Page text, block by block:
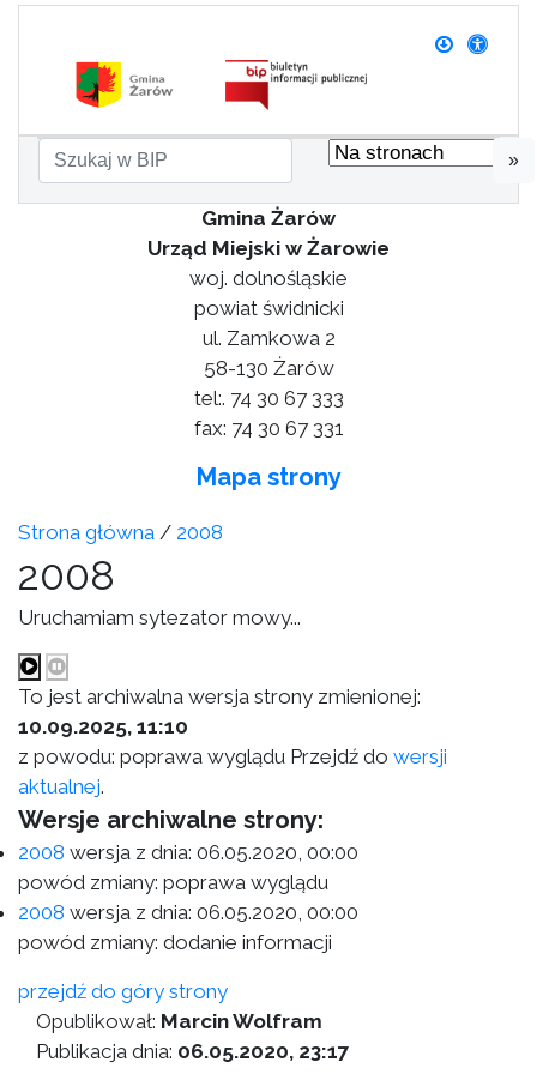
»
Gmina Żarów
Urząd Miejski w Żarowie
woj. dolnośląskie
powiat świdnicki
ul. Zamkowa 2
58-130 Żarów
tel:. 74 30 67 333
fax: 74 30 67 331
Mapa strony
Strona główna / 2008
2008
Uruchamiam sytezator mowy...
To jest archiwalna wersja strony zmienionej:
10.09.2025, 11:10
z powodu: poprawa wyglądu Przejdź do wersji
aktualnej.
Wersje archiwalne strony:
2008 wersja z dnia: 06.05.2020, 00:00
powód zmiany: poprawa wyglądu
2008 wersja z dnia: 06.05.2020, 00:00
powód zmiany: dodanie informacji
przejdź do góry strony
Opublikował: Marcin Wolfram
Publikacja dnia: 06.05.2020, 23:17